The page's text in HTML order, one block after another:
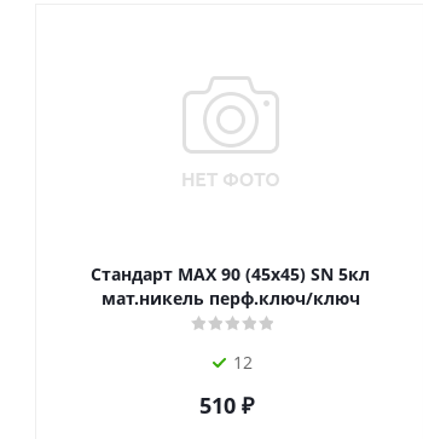
Стандарт MAX 90 (45х45) SN 5кл
мат.никель перф.ключ/ключ
12
510₽